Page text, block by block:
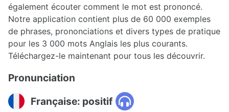
également écouter comment le mot est prononcé.
Notre application contient plus de 60 000 exemples
de phrases, prononciations et divers types de pratique
pour les 3 000 mots Anglais les plus courants.
Téléchargez-le maintenant pour tous les découvrir.
Pronunciation
Française: positif